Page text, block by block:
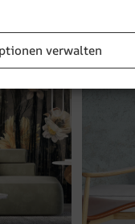
verwalten